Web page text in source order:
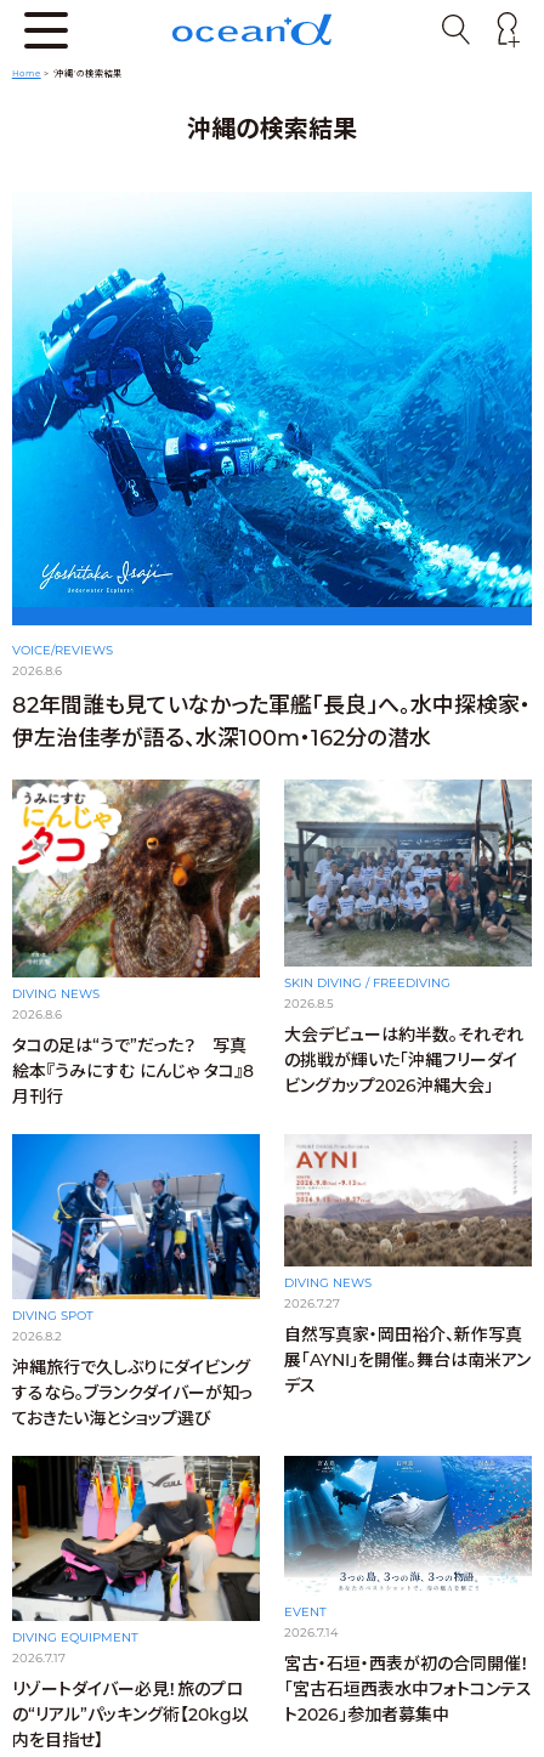
Home > '沖縄'の検索結果
沖縄の検索結果
VOICE/REVIEWS
2026.8.6
82年間誰も見ていなかった軍艦「長良」へ。水中探検家・
伊左治佳孝が語る、水深100m・162分の潜水
DIVING NEWS
2026.8.6
タコの足は“うで”だった？ 写真
絵本『うみにすむ にんじゃ タコ』8
月刊行
SKIN DIVING / FREEDIVING
2026.8.5
大会デビューは約半数。それぞれ
の挑戦が輝いた「沖縄フリーダイ
ビングカップ2026沖縄大会」
DIVING SPOT
2026.8.2
沖縄旅行で久しぶりにダイビング
するなら。ブランクダイバーが知っ
ておきたい海とショップ選び
DIVING NEWS
2026.7.27
自然写真家・岡田裕介、新作写真
展「AYNI」を開催。舞台は南米アン
デス
DIVING EQUIPMENT
2026.7.17
リゾートダイバー必見！旅のプロ
の“リアル”パッキング術【20kg以
内を目指せ】
EVENT
2026.7.14
宮古・石垣・西表が初の合同開催！
「宮古石垣西表水中フォトコンテス
ト2026」参加者募集中